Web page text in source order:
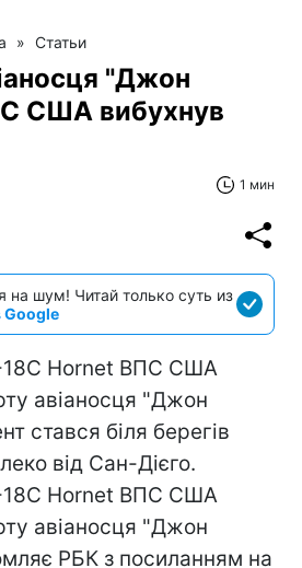
» Статьи
"Джон
США вибухнув
1 мин
на шум! Читай только суть из
Google
Hornet ВПС США
авіаносця "Джон
стався біля берегів
від Сан-Дієго.
Hornet ВПС США
авіаносця "Джон
РБК з посиланням на